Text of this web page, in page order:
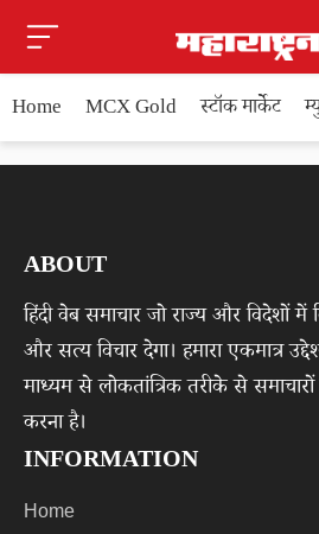
Home MCX Gold स्टॉक मार्केट
ABOUT
हिंदी वेब समाचार जो राज्य और विदेशों
और सत्य विचार देगा। हमारा एकमात्र
माध्यम से लोकतांत्रिक तरीके से
करना है।
INFORMATION
Home